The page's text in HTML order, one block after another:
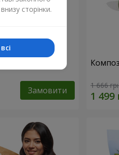
Замовити 1 666
сторінки.